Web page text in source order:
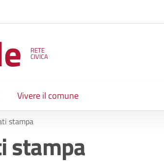
RETE
CIVICA
Vivere il comune
stampa
stampa